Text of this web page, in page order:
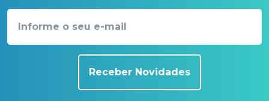
Receber Novidades